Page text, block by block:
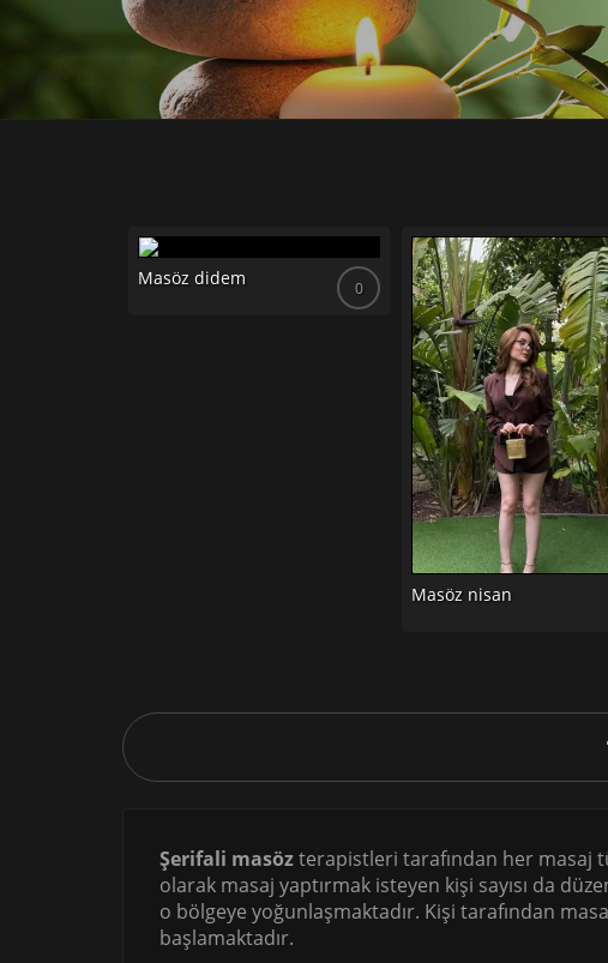
Masöz didem 0
Masöz nisan
Şerifali masözterapistleri tarafından her masaj
olarak masaj yaptırmak isteyen kişi sayısı da
o bölgeye yoğunlaşmaktadır. Kişi tarafından
başlamaktadır.